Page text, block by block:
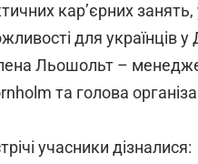
кар’єрних
для українців
Льошольт –
та голова
учасники дізналися: